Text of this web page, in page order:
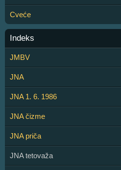
Cveće
Indeks
JMBV
JNA
JNA 1. 6. 1986
JNA čizme
JNA priča
JNA tetovaža